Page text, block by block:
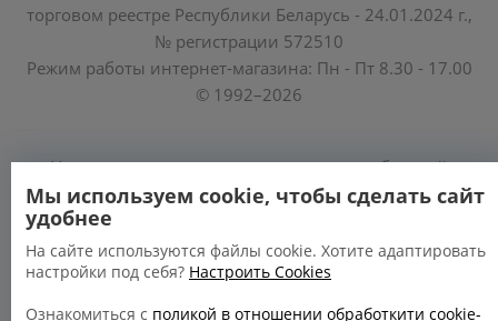
торговом реестре Республики Беларусь - 24.01.2024 г.,
№ регистрации 572510
Режим работы интернет-магазина: Пн - Пт 8.30 - 17.00
© 1992–2026
Уполномоченные по защите прав потребителей
облисполкомов, Минского горисполкома:
https://www.mart.gov.by/activity/zashchita-prav-
potrebiteley/
БРЕСТСКАЯ ОБЛАСТЬ тел. (80162) 26 97 69;
Мы используем cookie, чтобы сделать сайт
удобнее
На сайте используются файлы cookie. Хотите адаптировать
настройки под себя? Настроить Cookies
Ознакомиться с поликой в отношении обработкити cookie-